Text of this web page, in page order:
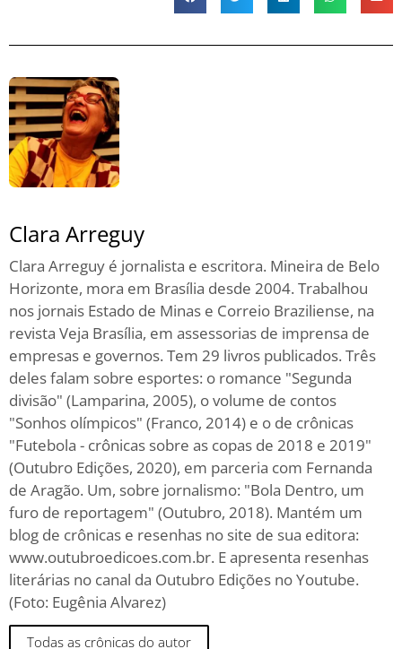
Clara Arreguy
Clara Arreguy é jornalista e escritora. Mineira de Belo
Horizonte, mora em Brasília desde 2004. Trabalhou
nos jornais Estado de Minas e Correio Braziliense, na
revista Veja Brasília, em assessorias de imprensa de
empresas e governos. Tem 29 livros publicados. Três
deles falam sobre esportes: o romance "Segunda
divisão" (Lamparina, 2005), o volume de contos
"Sonhos olímpicos" (Franco, 2014) e o de crônicas
"Futebola - crônicas sobre as copas de 2018 e 2019"
(Outubro Edições, 2020), em parceria com Fernanda
de Aragão. Um, sobre jornalismo: "Bola Dentro, um
furo de reportagem" (Outubro, 2018). Mantém um
blog de crônicas e resenhas no site de sua editora:
www.outubroedicoes.com.br. E apresenta resenhas
literárias no canal da Outubro Edições no Youtube.
(Foto: Eugênia Alvarez)
Todas as crônicas do autor